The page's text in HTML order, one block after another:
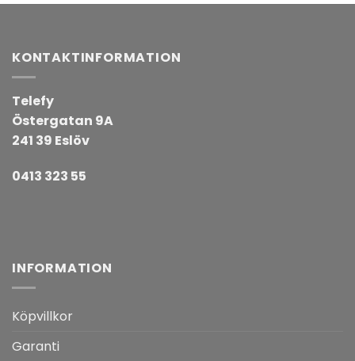
KONTAKTINFORMATION
Telefy
Östergatan 9A
241 39 Eslöv
0413 323 55
INFORMATION
Köpvillkor
Garanti